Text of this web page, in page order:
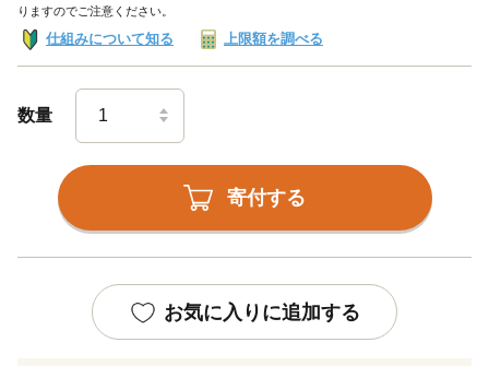
りますのでご注意ください。
仕組みについて知る 上限額を調べる
数量
寄付する
お気に入りに追加する